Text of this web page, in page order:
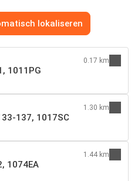
lokaliseren
1011PG
0.17 km
137, 1017SC
1.30 km
1074EA
1.44 km